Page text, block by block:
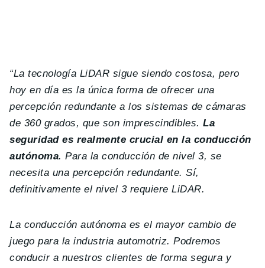
“La tecnología LiDAR sigue siendo costosa, pero
hoy en día es la única forma de ofrecer una
percepción redundante a los sistemas de cámaras
de 360 grados, que son imprescindibles.La
seguridad es realmente crucial en la conducción
autónoma. Para la conducción de nivel 3, se
necesita una percepción redundante. Sí,
definitivamente el nivel 3 requiere LiDAR.
La conducción autónoma es el mayor cambio de
juego para la industria automotriz. Podremos
conducir a nuestros clientes de forma segura y